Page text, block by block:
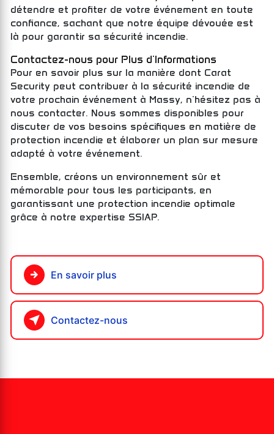
détendre et profiter de votre événement en toute
confiance, sachant que notre équipe dévouée est
là pour garantir sa sécurité incendie.
Contactez-nous pour Plus d'Informations
Pour en savoir plus sur la manière dont Carat
Security peut contribuer à la sécurité incendie de
votre prochain événement à Massy, n'hésitez pas à
nous contacter. Nous sommes disponibles pour
discuter de vos besoins spécifiques en matière de
protection incendie et élaborer un plan sur mesure
adapté à votre événement.
Ensemble, créons un environnement sûr et
mémorable pour tous les participants, en
garantissant une protection incendie optimale
grâce à notre expertise SSIAP.
En savoir plus
Contactez-nous